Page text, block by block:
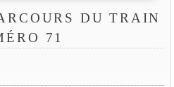
DU TRAIN
71